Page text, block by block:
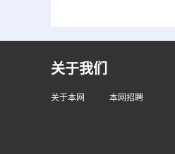
关于我们
关于本网 本网招聘